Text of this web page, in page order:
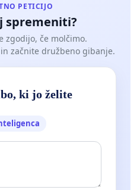
PETICIJO
spremeniti?
zgodijo, če molčimo.
začnite družbeno gibanje.
ki jo želite